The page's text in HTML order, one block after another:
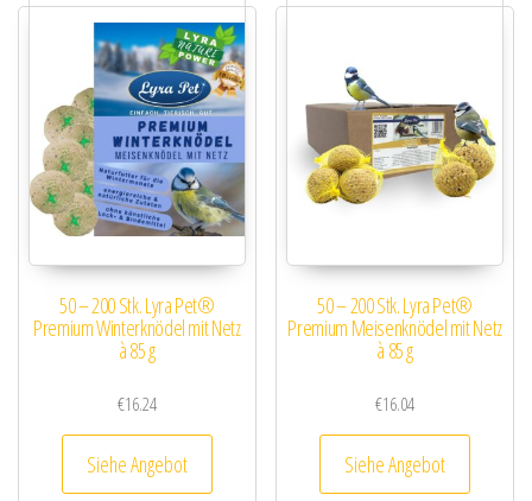
50 – 200 Stk. Lyra Pet®
Premium Winterknödel mit Netz
à 85 g
€16.24
Siehe Angebot
50 – 200 Stk. Lyra Pet®
Premium Meisenknödel mit Netz
à 85 g
€16.04
Siehe Angebot